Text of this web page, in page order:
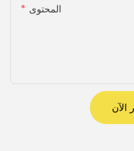
المحتوى
الآن